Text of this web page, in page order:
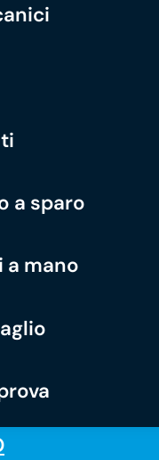
a sparo
a mano